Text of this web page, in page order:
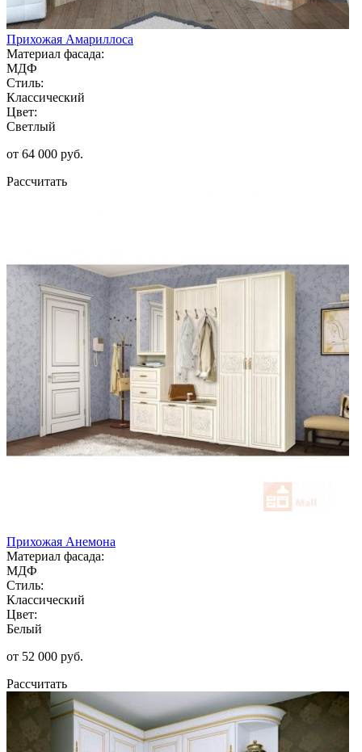
Прихожая Амариллоса
Материал фасада:
МДФ
Стиль:
Классический
Цвет:
Светлый
от 64 000 руб.
Рассчитать
Прихожая Анемона
Материал фасада:
МДФ
Стиль:
Классический
Цвет:
Белый
от 52 000 руб.
Рассчитать